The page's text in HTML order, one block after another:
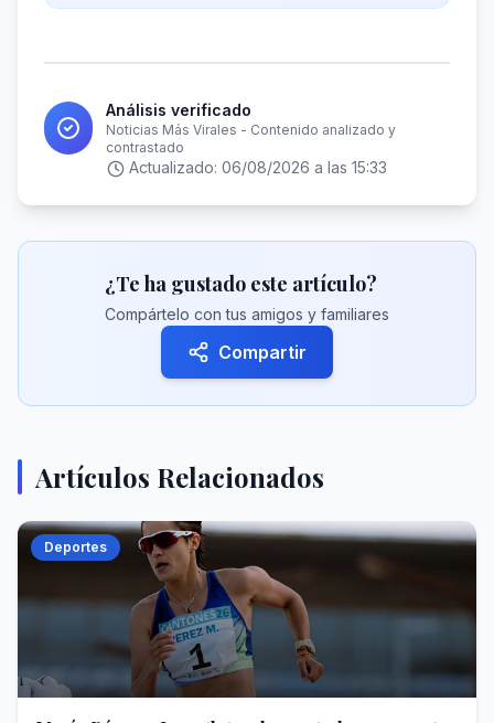
Análisis verificado
Noticias Más Virales - Contenido analizado y
contrastado
Actualizado: 06/08/2026 a las 15:33
¿Te ha gustado este artículo?
Compártelo con tus amigos y familiares
Compartir
Artículos Relacionados
Deportes